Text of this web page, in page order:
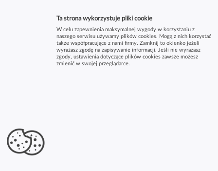
Ta strona wykorzystuje pliki cookie
W celu zapewnienia maksymalnej wygody w korzystaniu z
naszego serwisu używamy plików cookies. Mogą z nich korzystać
także współpracujące z nami firmy. Zamknij to okienko jeżeli
wyrażasz zgodę na zapisywanie informacji. Jeśli nie wyrażasz
zgody, ustawienia dotyczące plików cookies zawsze możesz
zmienić w swojej przeglądarce.